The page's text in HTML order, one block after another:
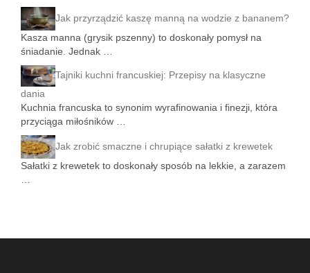
Jak przyrządzić kaszę manną na wodzie z bananem?
Kasza manna (grysik pszenny) to doskonały pomysł na
śniadanie. Jednak …
Tajniki kuchni francuskiej: Przepisy na klasyczne
dania
Kuchnia francuska to synonim wyrafinowania i finezji, która
przyciąga miłośników …
Jak zrobić smaczne i chrupiące sałatki z krewetek
Sałatki z krewetek to doskonały sposób na lekkie, a zarazem